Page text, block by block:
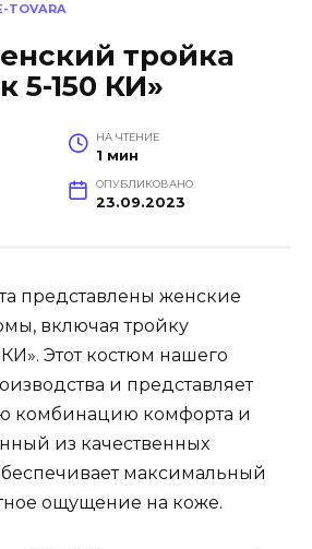
TOVARA
тройка
5-150 КИ»
НА ЧТЕНИЕ
1 мин
ОПУБЛИКОВАНО
23.09.2023
представлены женские
включая тройку
Этот костюм нашего
и представляет
комбинацию комфорта и
из качественных
максимальный
ощущение на коже.